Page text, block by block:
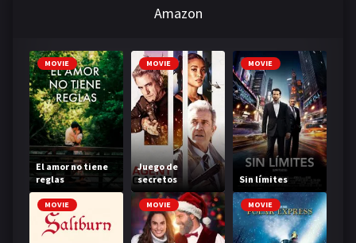
Amazon
MOVIE
El amor no tiene
reglas
MOVIE
Juego de
secretos
MOVIE
Sin límites
MOVIE MOVIE MOVIE